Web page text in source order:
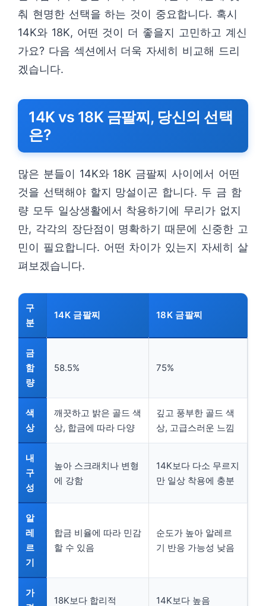
춰 현명한 선택을 하는 것이 중요합니다. 혹시
14K와 18K, 어떤 것이 더 좋을지 고민하고 계신
가요? 다음 섹션에서 더욱 자세히 비교해 드리
겠습니다.
14K vs 18K 금팔찌, 당신의 선택
은?
많은 분들이 14K와 18K 금팔찌 사이에서 어떤
것을 선택해야 할지 망설이곤 합니다. 두 금 함
량 모두 일상생활에서 착용하기에 무리가 없지
만, 각각의 장단점이 명확하기 때문에 신중한 고
민이 필요합니다. 어떤 차이가 있는지 자세히 살
펴보겠습니다.
구
분
14K 금팔찌 18K 금팔찌
금
함
량
58.5% 75%
색
상
깨끗하고 밝은 골드 색
상, 합금에 따라 다양
깊고 풍부한 골드 색
상, 고급스러운 느낌
내
구
성
높아 스크래치나 변형
에 강함
14K보다 다소 무르지
만 일상 착용에 충분
알
레
르
기
합금 비율에 따라 민감
할 수 있음
순도가 높아 알레르
기 반응 가능성 낮음
가
18K보다 합리적 14K보다 높음